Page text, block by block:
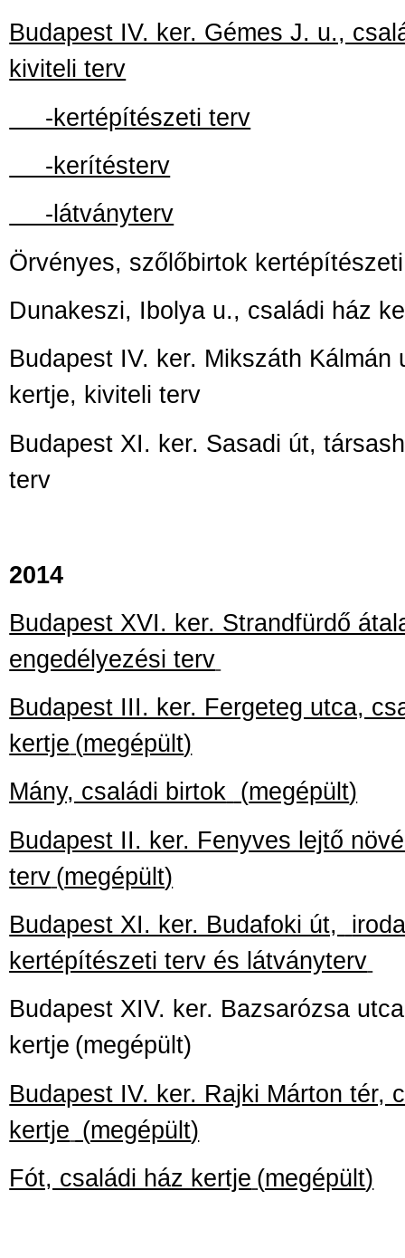
Budapest IV. ker. Gémes J. u.,
kiviteli terv
-kertépítészeti terv
-kerítésterv
-látványterv
Örvényes, szőlőbirtok
Dunakeszi, Ibolya u., családi ház
Budapest IV. ker. Mikszáth Kálmán
kertje, kiviteli terv
Budapest XI. ker. Sasadi út,
terv
2014
Budapest XVI. ker. Strandfürdő
engedélyezési terv
Budapest III. ker. Fergeteg utca,
kertje (megépült)
Mány, családi birtok (megépült)
Budapest II. ker. Fenyves lejtő
terv (megépült)
Budapest XI. ker. Budafoki út,
kertépítészeti terv és látványterv
Budapest XIV. ker. Bazsarózsa
kertje (megépült)
Budapest IV. ker. Rajki Márton tér,
kertje (megépült)
Fót, családi ház kertje (megépült)